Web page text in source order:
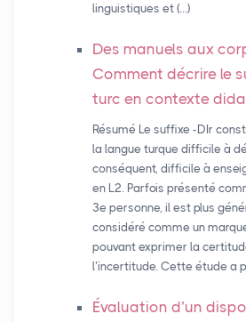
linguistiques et (…)
Des manuels aux
Comment décrire le
turc en contexte
Résumé Le suffixe -DIr
la langue turque difficile à
conséquent, difficile à
en L2. Parfois présenté
3e personne, il est plus
considéré comme un
pouvant exprimer la
l’incertitude. Cette étude a
Évaluation d’un